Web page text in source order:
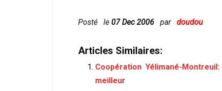
Posté le 07 Dec 2006 pardoudou
Articles Similaires:
Coopération Yélimané-
meilleur